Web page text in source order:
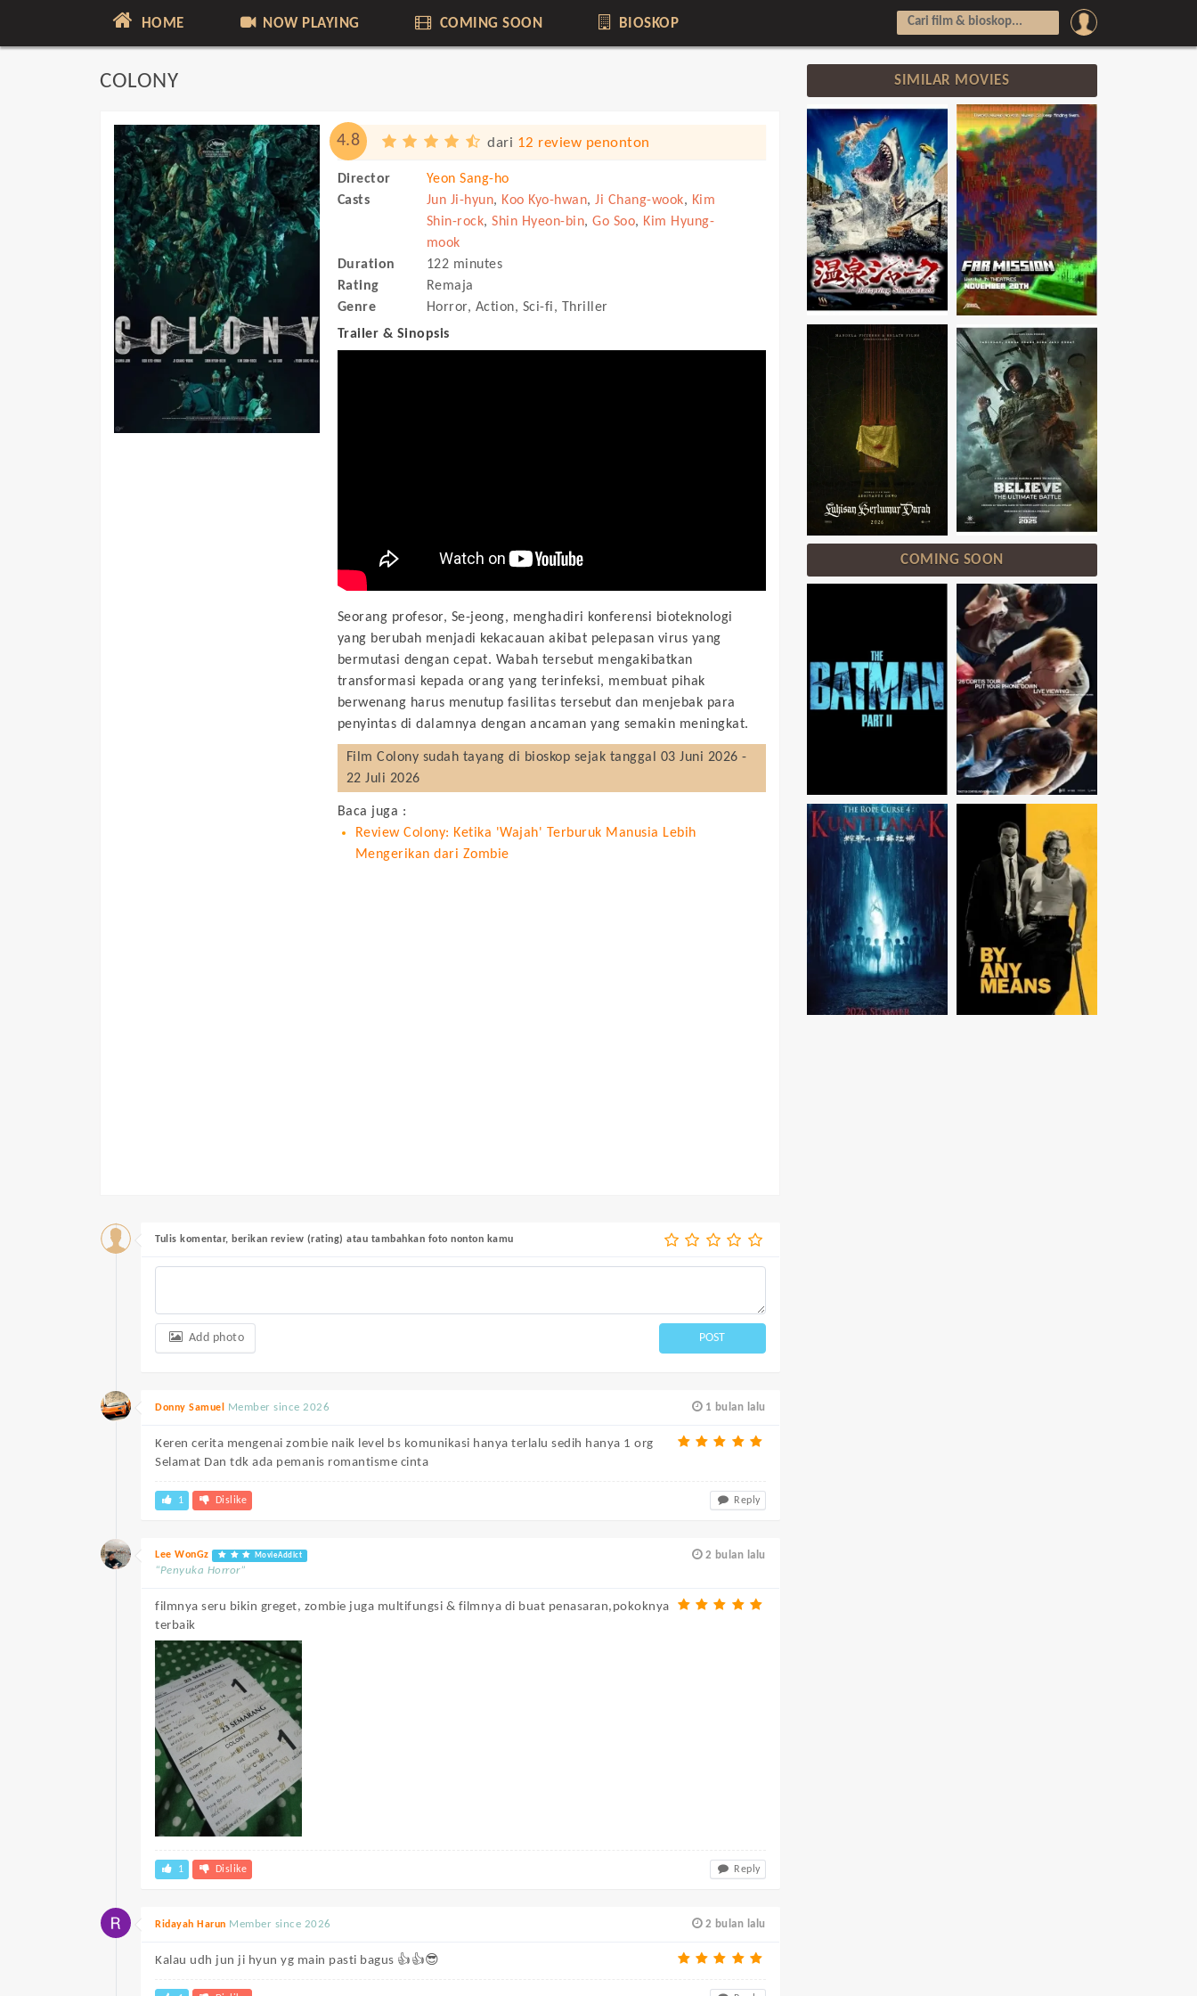
HOME NOW PLAYING COMING SOON BIOSKOP
COLONY
4.8 dari 12 review penonton
Director
Yeon Sang-ho
Casts
Jun Ji-hyun, Koo Kyo-hwan, Ji Chang-wook, Kim
Shin-rock, Shin Hyeon-bin, Go Soo, Kim Hyung-
mook
Duration
122 minutes
Rating
Remaja
Genre
Horror, Action, Sci-fi, Thriller
Trailer & Sinopsis
Seorang profesor, Se-jeong, menghadiri konferensi bioteknologi
yang berubah menjadi kekacauan akibat pelepasan virus yang
bermutasi dengan cepat. Wabah tersebut mengakibatkan
transformasi kepada orang yang terinfeksi, membuat pihak
berwenang harus menutup fasilitas tersebut dan menjebak para
penyintas di dalamnya dengan ancaman yang semakin meningkat.
Film Colony sudah tayang di bioskop sejak tanggal 03 Juni 2026 -
22 Juli 2026
Baca juga :
Review Colony: Ketika 'Wajah' Terburuk Manusia Lebih
Mengerikan dari Zombie
Tulis komentar, berikan review (rating) atau tambahkan foto nonton kamu
Add photo POST
1 bulan lalu
Donny Samuel Member since 2026
Keren cerita mengenai zombie naik level bs komunikasi hanya terlalu sedih hanya 1 org
Selamat Dan tdk ada pemanis romantisme cinta
1 Dislike Reply
2 bulan lalu
Lee WonGz MovieAddict
“Penyuka Horror”
filmnya seru bikin greget, zombie juga multifungsi & filmnya di buat penasaran,pokoknya
terbaik
1 Dislike Reply
2 bulan lalu
Ridayah Harun Member since 2026
Kalau udh jun ji hyun yg main pasti bagus 👍👍😎
SIMILAR MOVIES
COMING SOON